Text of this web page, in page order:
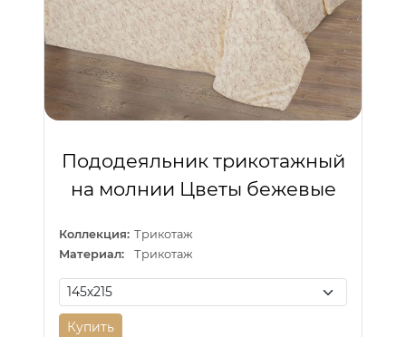
Пододеяльник трикотажный
на молнии Цветы бежевые
Коллекция: Трикотаж
Материал:
Трикотаж
Купить